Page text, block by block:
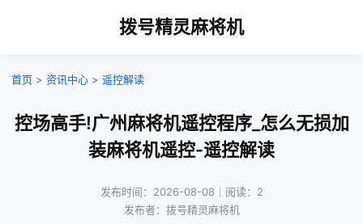
拨号精灵麻将机
首页 > 资讯中心 > 遥控解读
控场高手!广州麻将机遥控程序_怎么无损加
装麻将机遥控-遥控解读
发布时间：2026-08-08｜阅读：2
发布者：拨号精灵麻将机